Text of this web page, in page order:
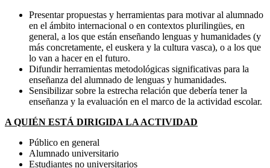
Presentar propuestas y herramientas para motivar al alumnado
en el ámbito internacional o en contextos plurilingües, en
general, a los que están enseñando lenguas y humanidades (y
más concretamente, el euskera y la cultura vasca), o a los que
lo van a hacer en el futuro.
Difundir herramientas metodológicas significativas para la
enseñanza del alumnado de lenguas y humanidades.
Sensibilizar sobre la estrecha relación que debería tener la
enseñanza y la evaluación en el marco de la actividad escolar.
A QUIÉN ESTÁ DIRIGIDA LA ACTIVIDAD
Público en general
Alumnado universitario
Estudiantes no universitarios